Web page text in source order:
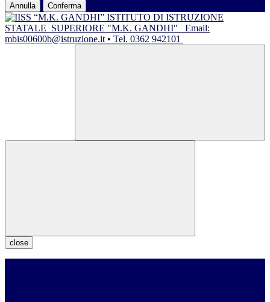
Annulla Conferma
ISTITUTO DI ISTRUZIONE
STATALE SUPERIORE "M.K. GANDHI"
Email:
mbis00600b@istruzione.it • Tel. 0362 942101
close